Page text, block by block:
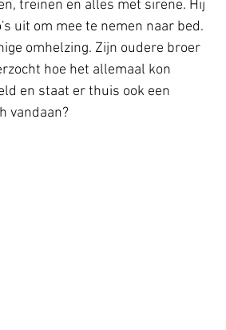
treinen en alles met sirene. Hij
uit om mee te nemen naar bed.
omhelzing. Zijn oudere broer
hoe het allemaal kon
en staat er thuis ook een
vandaan?